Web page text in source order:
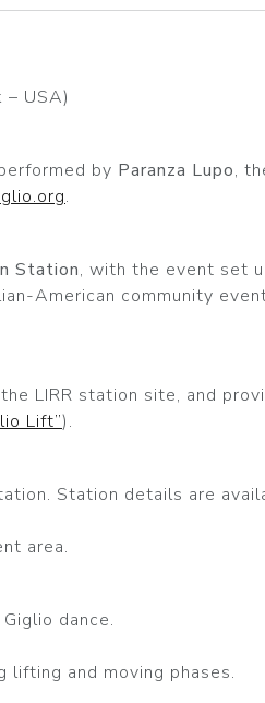
– USA)
by Paranza Lupo,
.
Station, with the event set
American community
LIRR station site, and
Lift”).
Station details are
area.
dance.
and moving phases.